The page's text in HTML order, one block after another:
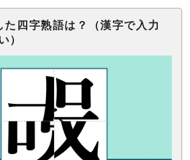
た四字熟語は？（漢字で入力
）